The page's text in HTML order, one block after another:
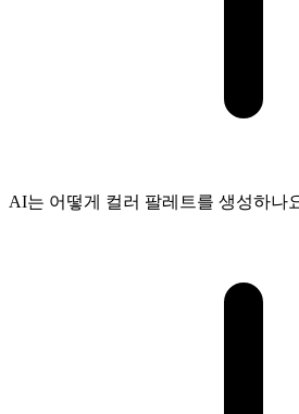
AI는 어떻게 컬러 팔레트를 생성하나